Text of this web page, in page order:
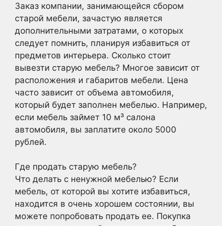
Заказ компании, занимающейся сбором
старой мебели, зачастую является
дополнительными затратами, о которых
следует помнить, планируя избавиться от
предметов интерьера. Сколько стоит
вывезти старую мебель? Многое зависит от
расположения и габаритов мебели. Цена
часто зависит от объема автомобиля,
который будет заполнен мебелью. Например,
если мебель займет 10 м³ салона
автомобиля, вы заплатите около 5000
рублей.
Где продать старую мебель?
Что делать с ненужной мебелью? Если
мебель, от которой вы хотите избавиться,
находится в очень хорошем состоянии, вы
можете попробовать продать ее. Покупка